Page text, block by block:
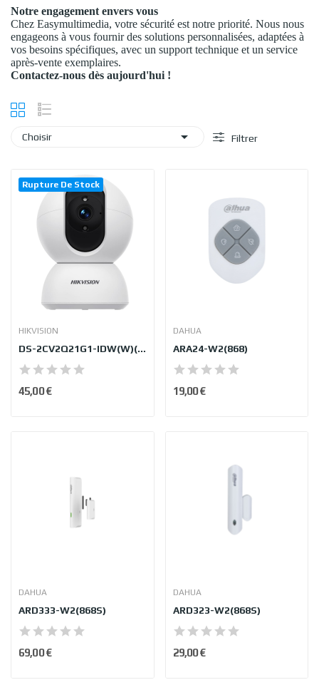
Notre engagement envers vous
Chez Easymultimedia, votre sécurité est notre priorité. Nous nous
engageons à vous fournir des solutions personnalisées, adaptées à
vos besoins spécifiques, avec un support technique et un service
après-vente exemplaires.
Contactez-nous dès aujourd'hui !
Choisir  Filtrer
Rupture De Stock
HIKVISION
DS-2CV2Q21G1-IDW(W)(4mm)
45,00 €
DAHUA
ARA24-W2(868)
19,00 €
DAHUA
ARD333-W2(868S)
69,00 €
DAHUA
ARD323-W2(868S)
29,00 €